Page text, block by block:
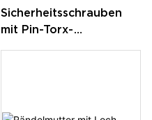
Sicherheitsschrauben
mit Pin-Torx-